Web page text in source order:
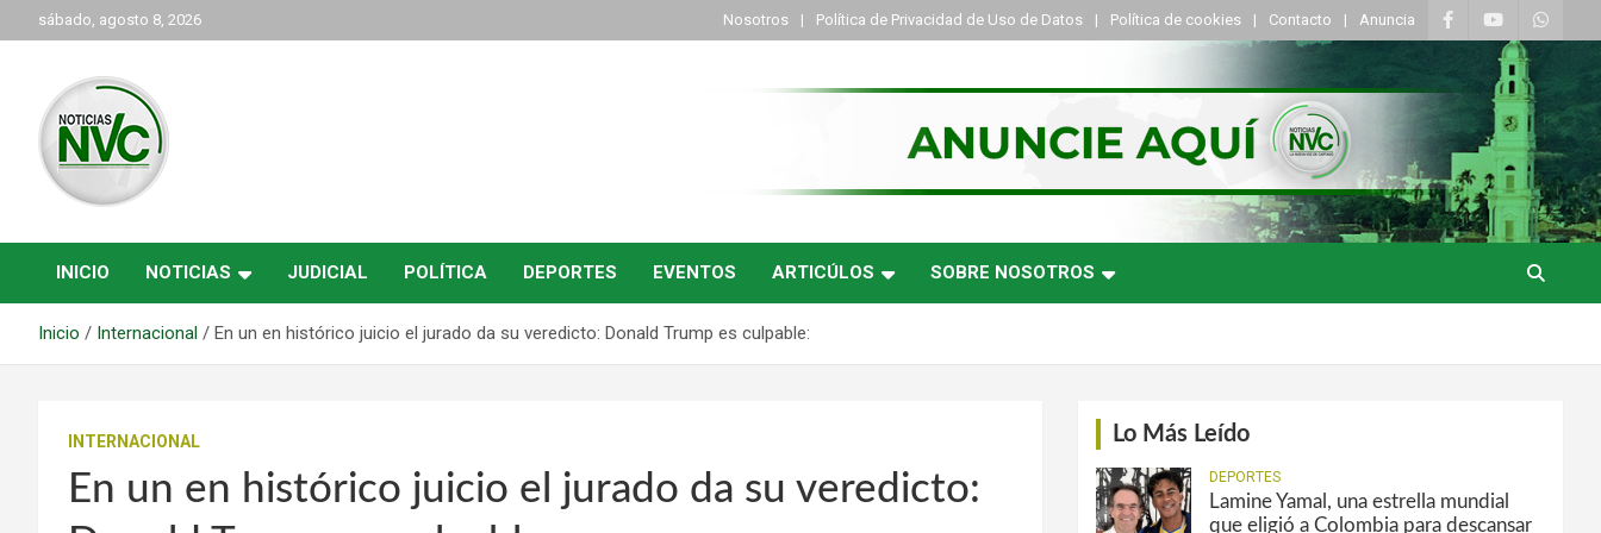
al
sábado, agosto 8, 2026 Nosotros Política de Privacidad de Uso de Datos Política de cookies Contacto Anuncia
NVC Noticias
INICIO NOTICIAS JUDICIAL POLÍTICA DEPORTES EVENTOS ARTICÚLOS SOBRE NOSOTROS
Inicio Internacional En un en histórico juicio el jurado da su veredicto: Donald Trump es culpable:
INTERNACIONAL
En un en histórico juicio el jurado da su veredicto:
Lo Más Leído
DEPORTES
Lamine Yamal, una estrella mundial
que eligió a Colombia para descansar